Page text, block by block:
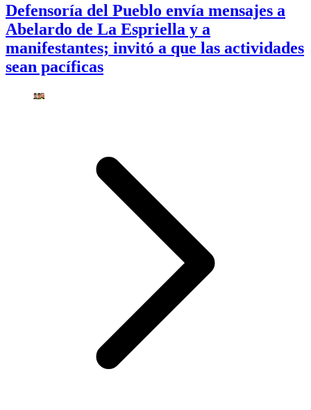
Defensoría del Pueblo envía mensajes a
Abelardo de La Espriella y a
manifestantes; invitó a que las actividades
sean pacíficas